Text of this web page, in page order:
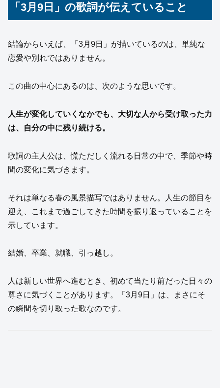
「3月9日」の歌詞が伝えていること
結論からいえば、「3月9日」が描いているのは、単純な
恋愛や別れではありません。
この曲の中心にあるのは、次のような思いです。
人生が変化していくなかでも、大切な人から受け取った力
は、自分の中に残り続ける。
歌詞の主人公は、慌ただしく流れる日常の中で、季節や時
間の変化に気づきます。
それは単なる春の風景描写ではありません。人生の節目を
迎え、これまで過ごしてきた時間を振り返っていることを
示しています。
結婚、卒業、就職、引っ越し。
人は新しい世界へ進むとき、初めて当たり前だった日々の
尊さに気づくことがあります。「3月9日」は、まさにそ
の瞬間を切り取った歌なのです。